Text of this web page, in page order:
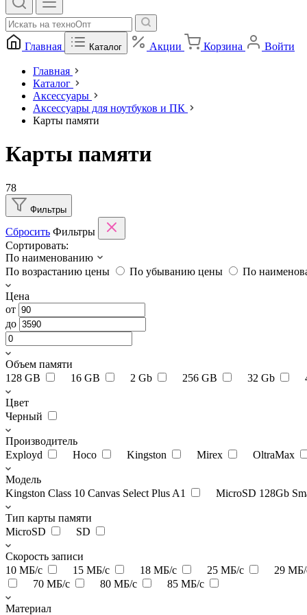
Главная Каталог Акции Корзина Войти
Главная
Каталог
Аксессуары
Аксессуары для ноутбуков и ПК
Карты памяти
Карты памяти
78
Фильтры
Сбросить Фильтры
Сортировать:
По наименованию
По возрастанию цены
По убыванию цены По
Цена
от
до
Объем памяти
128 GB
16 GB 2 Gb 256 GB 32 Gb
Цвет
Черный
Производитель
Exployd
Hoco Kingston Mirex OltraMax
Модель
Kingston Class 10 Canvas Select Plus A1
MicroSD 128Gb
Тип карты памяти
MicroSD
SD
Скорость записи
10 МБ/с
15 МБ/с 18 МБ/с 25 МБ/с 29 МБ/
70 МБ/с
80 МБ/с 85 МБ/с
Материал